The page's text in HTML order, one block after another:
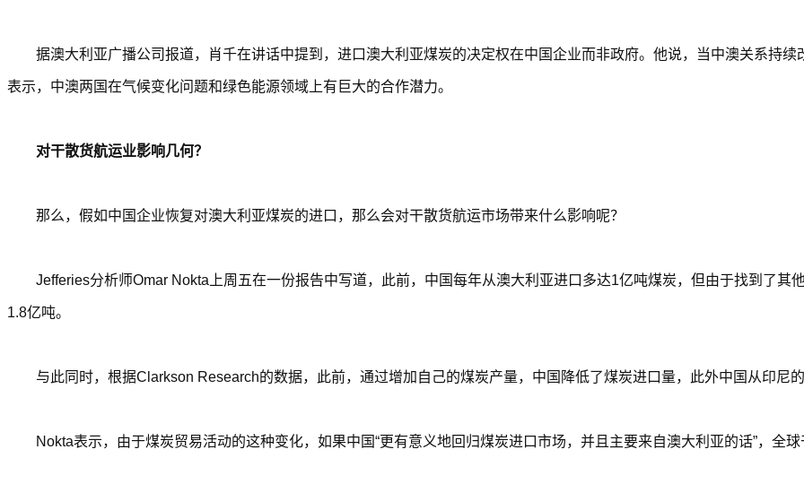
据澳大利亚广播公司报道，肖千在讲话中提到，进口澳大利亚煤炭的决定权在中国企业而非政府。他说，当中澳关系持
表示，中澳两国在气候变化问题和绿色能源领域上有巨大的合作潜力。
对干散货航运业影响几何？
那么，假如中国企业恢复对澳大利亚煤炭的进口，那么会对干散货航运市场带来什么影响呢？
Jefferies分析师Omar Nokta上周五在一份报告中写道，此前，中国每年从澳大利亚进口多达1亿吨煤炭，但由于找到了其
1.8亿吨。
与此同时，根据Clarkson Research的数据，此前，通过增加自己的煤炭产量，中国降低了煤炭进口量，此外中国从印尼
Nokta表示，由于煤炭贸易活动的这种变化，如果中国“更有意义地回归煤炭进口市场，并且主要来自澳大利亚的话”，全